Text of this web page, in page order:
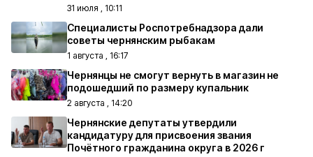
31 июля , 10:11
Специалисты Роспотребнадзора дали
советы чернянским рыбакам
1 августа , 16:17
Чернянцы не смогут вернуть в магазин не
подошедший по размеру купальник
2 августа , 14:20
Чернянские депутаты утвердили
кандидатуру для присвоения звания
Почётного гражданина округа в 2026 г